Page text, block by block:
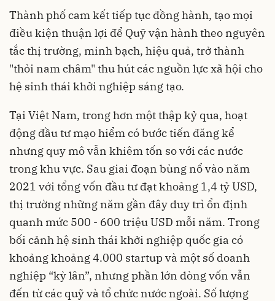
Thành phố cam kết tiếp tục đồng hành, tạo mọi
điều kiện thuận lợi để Quỹ vận hành theo nguyên
tắc thị trường, minh bạch, hiệu quả, trở thành
"thỏi nam châm" thu hút các nguồn lực xã hội cho
hệ sinh thái khởi nghiệp sáng tạo.
Tại Việt Nam, trong hơn một thập kỷ qua, hoạt
động đầu tư mạo hiểm có bước tiến đăng kể
nhưng quy mô vẫn khiêm tốn so với các nước
trong khu vực. Sau giai đoạn bùng nổ vào năm
2021 với tổng vốn đầu tư đạt khoảng 1,4 tỷ USD,
thị trường những năm gần đây duy trì ổn định
quanh mức 500 - 600 triệu USD mỗi năm. Trong
bối cảnh hệ sinh thái khởi nghiệp quốc gia có
khoảng khoảng 4.000 startup và một số doanh
nghiệp “kỳ lân”, nhưng phần lớn dòng vốn vẫn
đến từ các quỹ và tổ chức nước ngoài. Số lượng